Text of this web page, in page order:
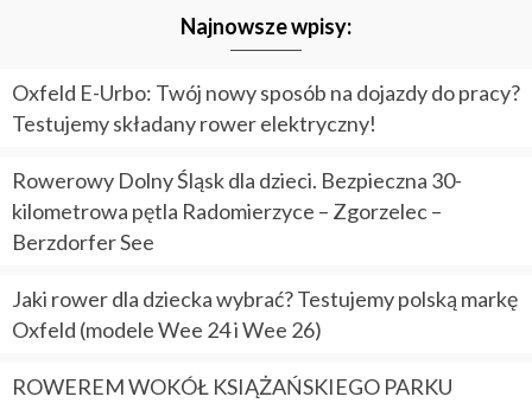
Najnowsze wpisy:
Oxfeld E-Urbo: Twój nowy sposób na dojazdy do pracy?
Testujemy składany rower elektryczny!
Rowerowy Dolny Śląsk dla dzieci. Bezpieczna 30-
kilometrowa pętla Radomierzyce – Zgorzelec –
Berzdorfer See
Jaki rower dla dziecka wybrać? Testujemy polską markę
Oxfeld (modele Wee 24 i Wee 26)
ROWEREM WOKÓŁ KSIĄŻAŃSKIEGO PARKU